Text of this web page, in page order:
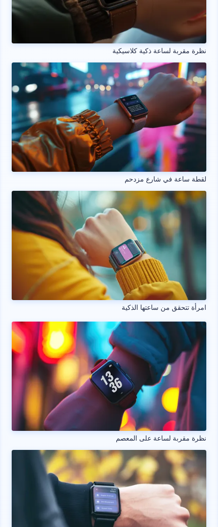
نظرة مقربة لساعة ذكية كلاسيكية
لقطة ساعة في شارع مزدحم
امرأة تتحقق من ساعتها الذكية
نظرة مقربة لساعة على المعصم